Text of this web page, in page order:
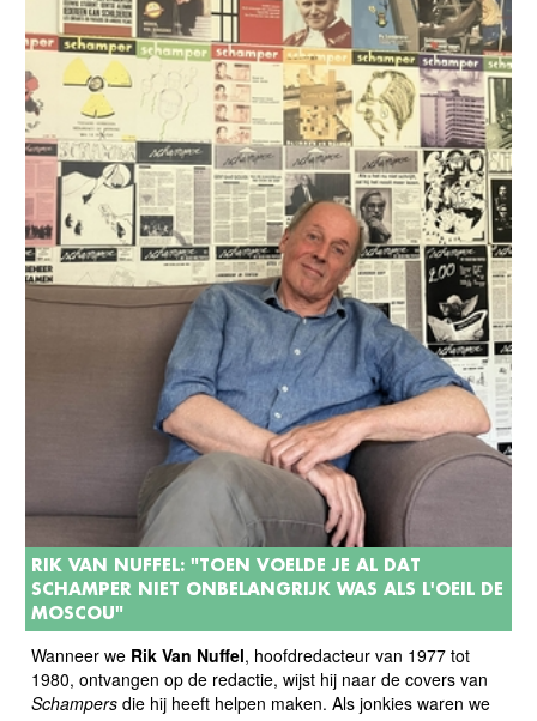
RIK VAN NUFFEL: "TOEN VOELDE JE AL DAT
SCHAMPER NIET ONBELANGRIJK WAS ALS L'OEIL DE
MOSCOU"
Wanneer we Rik Van Nuffel, hoofdredacteur van 1977 tot
1980, ontvangen op de redactie, wijst hij naar de covers van
Schampers die hij heeft helpen maken. Als jonkies waren we